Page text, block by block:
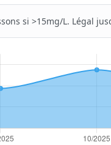
si >15mg/L. Légal